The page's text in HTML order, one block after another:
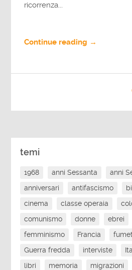
ricorrenza...
Continue reading →
temi
1968 anni Sessanta
anni
anniversari
antifascismo
cinema
classe operaia
comunismo
donne ebrei
femminismo
Francia
Guerra fredda
interviste
libri
memoria migrazioni